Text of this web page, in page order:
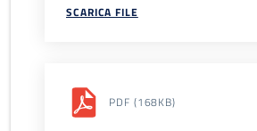
SCARICA FILE
PDF (168KB)